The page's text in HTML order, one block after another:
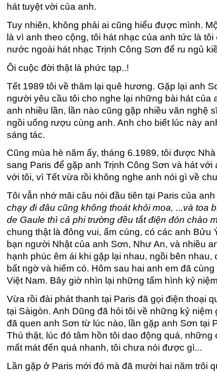
hát tuyệt vời của anh.
Tuy nhiên, không phải ai cũng hiểu được mình.
là vì anh theo cộng, tôi hát nhạc của anh tức là
nước ngoài hát nhạc Trịnh Công Sơn để ru ngủ
Ôi cuộc đời thật là phức tạp..!
Tết 1989 tôi về thăm lại quê hương. Gặp lại anh
người yêu cầu tôi cho nghe lại những bài hát của
anh nhiều lần, lần nào cũng gặp nhiều văn nghệ
ngồi uống rượu cùng anh. Anh cho biết lúc này
sáng tác.
Cũng mùa hè năm ấy, tháng 6.1989, tôi được
sang Paris để gặp anh Trịnh Công Sơn và hát
với tôi, vì Tết vừa rồi không nghe anh nói gì về
Tôi vẫn nhớ mãi câu nói đầu tiên tại Paris của
chạy đi đâu cũng không thoát khỏi moa, ...và toa
de Gaule thì cả phi trường đều tắt điện đón chào
chung thật là đông vui, ấm cúng, có các anh Bửu
bạn người Nhật của anh Sơn, Như An, và nhiều
hạnh phúc êm ái khi gặp lại nhau, ngồi bên
bất ngờ và hiếm có. Hôm sau hai anh em đã
Việt Nam. Bây giờ nhìn lại những tấm hình kỷ
Vừa rồi đài phát thanh tại Paris đã gọi điện thoại
tại Sàigòn. Anh Dũng đã hỏi tôi về những kỷ
đã quen anh Sơn từ lúc nào, lần gặp anh Sơn tại
Thú thật, lúc đó tâm hồn tôi dao động quá,
mất mát đến quá nhanh, tôi chưa nói được gì...
Lần gặp ở Paris mới đó mà đã mười hai năm trôi